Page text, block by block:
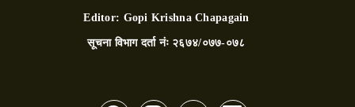
Editor: Gopi Krishna Chapagain
सूचना विभाग दर्ता नंः २६७४/०७७-०७८